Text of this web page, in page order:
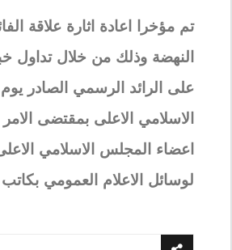
تم مؤخرا اعادة اثارة علاقة
اعضاء المجلس الاسلامي
لوسائل الاعلام العمومي